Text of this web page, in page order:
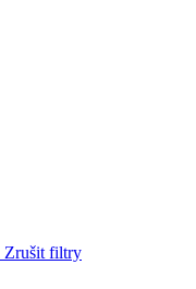
Zrušit filtry